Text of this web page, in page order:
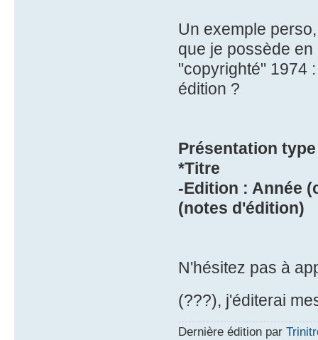
Un exemple
que je possède
"copyrighté" 1974
édition ?
Présentation
*Titre
-Edition : Année
(notes d'édition)
N'hésitez pas à
(???), j'éditerai
Dernière édition par